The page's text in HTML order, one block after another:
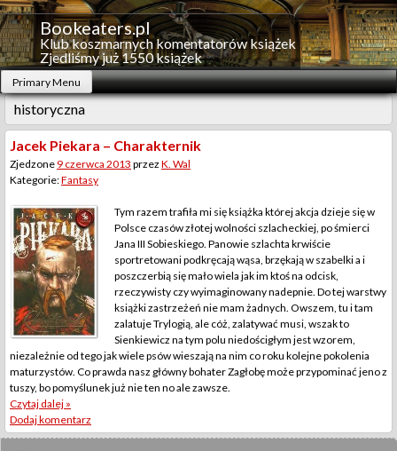
Skip
to
content
Bookeaters.pl
Klub koszmarnych komentatorów książek
Zjedliśmy już 1550 książek
Primary Menu
historyczna
Jacek Piekara – Charakternik
Zjedzone 9 czerwca 2013 przez K. Wal
Kategorie:Fantasy
Tym razem trafiła mi się książka której akcja dzieje się w
Polsce czasów złotej wolności szlacheckiej, po śmierci
Jana III Sobieskiego. Panowie szlachta krwiście
sportretowani podkręcają wąsa, brzękają w szabelki a i
poszczerbią się mało wiela jak im ktoś na odcisk,
rzeczywisty czy wyimaginowany nadepnie. Do tej warstwy
książki zastrzeżeń nie mam żadnych. Owszem, tu i tam
zalatuje Trylogią, ale cóż, zalatywać musi, wszak to
Sienkiewicz na tym polu niedościgłym jest wzorem,
niezależnie od tego jak wiele psów wieszają na nim co roku kolejne pokolenia
maturzystów. Co prawda nasz główny bohater Zagłobę może przypominać jeno z
tuszy, bo pomyślunek już nie ten no ale zawsze.
Czytaj dalej »
Dodaj komentarz